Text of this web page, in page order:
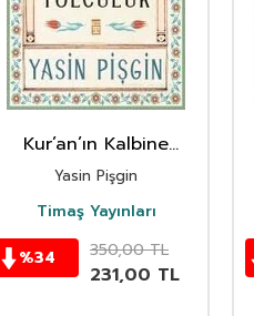
Kur’an’ın Kalbine
Yolculuk
Yasin Pişgin
Timaş Yayınları
%34 350,00TL
231,00 TL